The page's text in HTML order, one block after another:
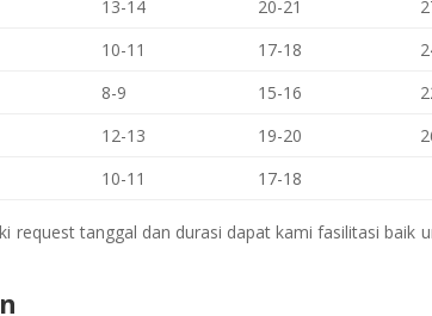
13-14 20-21
10-11 17-18
8-9 15-16
12-13 19-20
10-11 17-18
request tanggal dan durasi dapat kami fasilitasi baik